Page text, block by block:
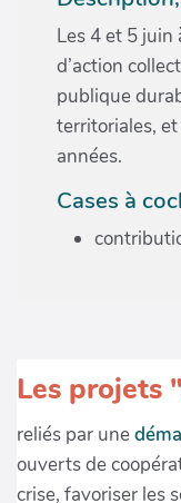
Les 4 et 5
d’action
publique
territoriales,
années.
Cases à